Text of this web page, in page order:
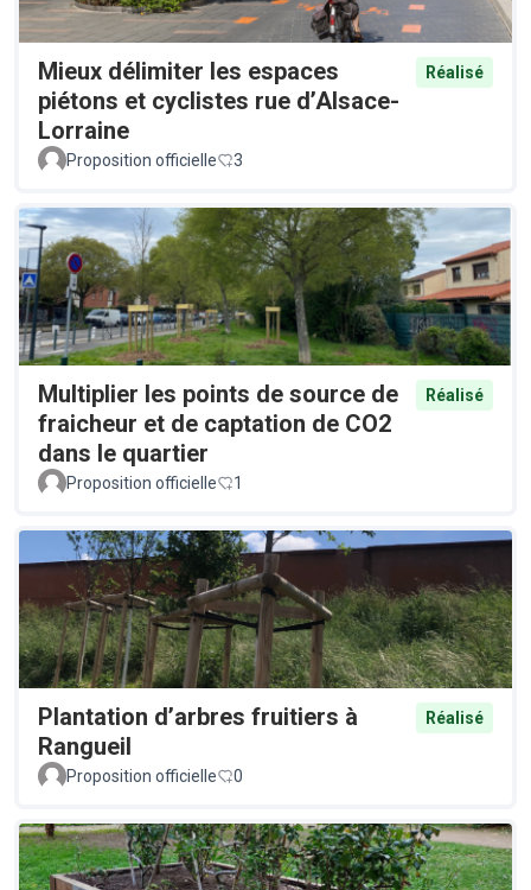
Mieux délimiter les espaces
piétons et cyclistes rue d’Alsace-
Lorraine
Réalisé
Proposition officielle 3
Multiplier les points de source de
fraicheur et de captation de CO2
dans le quartier
Réalisé
Proposition officielle 1
Plantation d’arbres fruitiers à
Rangueil
Réalisé
Proposition officielle 0